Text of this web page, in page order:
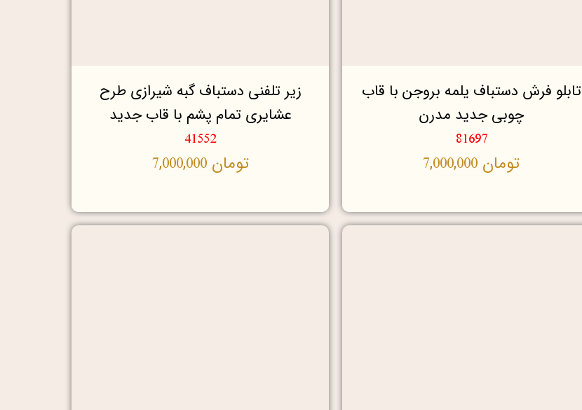
تابلو فرش دستباف یلمه بروجن با قاب
چوبی جدید مدرن
81697
تومان
زیر تلفنی دستباف گبه شیرازی طرح
عشایری تمام پشم با قاب جدید
41552
تومان 7,000,000